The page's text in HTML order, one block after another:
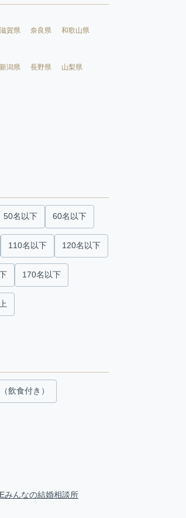
滋賀県 奈良県 和歌山県
新潟県 長野県 山梨県
50名以下 60名以下
110名以下 120名以下
170名以下
飲食付き）
みんなの結婚相談所